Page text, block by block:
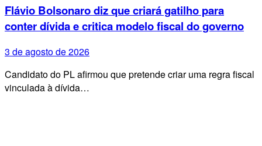
Flávio Bolsonaro diz que criará gatilho para
conter dívida e critica modelo fiscal do governo
3 de agosto de 2026
Candidato do PL afirmou que pretende criar uma regra fiscal
vinculada à dívida…